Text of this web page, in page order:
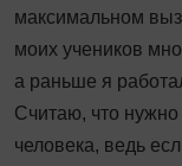
максимальном
моих учеников
а раньше я
Считаю, что нужно
человека, ведь